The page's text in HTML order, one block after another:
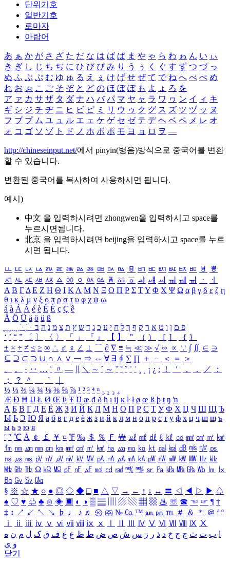
단위기호
일반기호
로마자
아랍어
あ ぁ か が さ ざ た だ な は ば ぱ ま や ゃ ら わ ゎ ん い ぃ
き ぎ し じ ち ぢ に ひ び ぴ み り う ぅ く ぐ す ず つ づ っ
ぬ ふ ぶ ぷ む ゆ ゅ る え ぇ け げ せ ぜ て で ね へ べ ぺ め
れ お ぉ こ ご そ ぞ と ど の ほ ぼ ぽ も よ ょ ろ を
ア ァ カ サ ザ タ ダ ナ ハ バ パ マ ヤ ャ ラ ワ ヮ ン イ ィ キ
ギ シ ジ チ ヂ ニ ヒ ビ ピ ミ リ ウ ゥ ク グ ス ズ ツ ヅ ッ ヌ
フ ブ プ ム ユ ュ ル エ ェ ケ ゲ セ ゼ テ デ ヘ ベ ペ メ レ オ
ォ コ ゴ ソ ゾ ト ド ノ ホ ボ ポ モ ヨ ョ ロ ヲ ―
http://chineseinput.net/에서 pinyin(병음)방식으로 중국어를 변환
할 수 있습니다.
변환된 중국어를 복사하여 사용하시면 됩니다.
예시)
中文 을 입력하시려면 zhongwen을 입력하시고 space를
누르시면됩니다.
北京 을 입력하시려면 beijing을 입력하시고 space를 누르
시면 됩니다.
ㅥ ㅦ ㅧ ㅨ ㅩ ㅪ ㅫ ㅬ ㅭ ㅮ ㅯ ㅰ ㅱ ㅲ ㅳ ㅴ ㅵ ㅶ ㅷ ㅸ
ㅹ
ㅺ ㅻ ㅼ ㅽ ㅾ ㅿ ㆀ ㆁ ㆂ ㆃ ㆄ ㆅ ㆆ ㆇ ㆈ ㆉ ㆊ ㆋ ㆌ ㆍ
ㆎ
Α Β ΓΔ Ε Ζ Η Θ Ι ΚΛ Μ Ν Ξ Ο Π Ρ Σ ΤΥ Φ Χ Ψ Ω α β γ δ ε ζ η
θ ι κ λ μ ν ξ ο π ρ σ τ υ φ χ ψ ω
á à Á À é è É È ç Ç ê
Ä Ö Ü ä ö ü ß
ִֶֹ ֻּ ׁׂ פ ם ן ו ט א ר ק ף ך ל ח י ע כ ג ד ש ץ ת צ מ נ ה ב
‘ ’ “ ” 〔 〕 〈 〉 「 」 『 』 【 】 ＂ （ ） ［ ］ ｛ ｝
± × ÷ ≠ ≤ ≥ ∞ ∴ ♂ ♀ ∠ ⊥ ⌒ ∂ ∇ ≡ ≒ ≪ ≫ √ ∽ ∝ ∵ ∫ ∬ ∈ ∋
⊆ ⊇ ⊂ ⊃ ∪ ∩ ∧ ∨ ￢ ⇒ ⇔ ∀ ∃ ∮ ∑ ∏ ＋ － ＜ ＝
＞
、
。 · ‥ … ¨ 〃 ― ＼ ∼ ´ ～ ˇ ˘ ˝ ˚ ˙ ¸ ¡ ¿ ː ！ ＇ ， ． ／
：
；
？ ＾ ｀
½ ⅓ ⅔ ¼ ¾ ⅛ ⅜ ⅝ ⅞ ¹ ² ³ ⁴ ⁿ ₁ ₂ ₃ ₄
Æ Ð Ħ Ĳ Ł Ø Œ Þ Ŧ Ŋ æ đ ð ħ ı ĳ ĸ ŀ ł ø œ ß þ ŧ ŋ ŉ
А Б В Г Д Е Ё Ж З И Й К Л М Н О П Р С Т У Ф Х Ц Ч Ш Щ Ъ
Ы Ь Э Ю Я а б в г д е ё ж з и й к л м н о п р с т у ф х ц ч ш щ ъ
ы ь э ю я
′ ″ ℃ Å ￠ ￡ ￥ ¤ ℉ ‰ ＄ ％ Ｆ ￦ ㎕ ㎖ ㎗ ℓ ㎘ ㏄ ㎣ ㎤ ㎥ ㎦
㎙ ㎚ ㎛ ㎜ ㎝ ㎞ ㎟ ㎠ ㎡ ㎢ ㏊ ㎍ ㎎ ㎏ ㏏ ㎈ ㎉ ㏈ ㎧ ㎨ ㎰
㎱ ㎲ ㎳ ㎴ ㎵ ㎶ ㎷ ㎸ ㎹ ㎀ ㎁ ㎂ ㎃ ㎄ ㎺ ㎻ ㎽ ㎾ ㎿ ㎐ ㎑
㎒ ㎓ ㎔ Ω ㏀ ㏁ ㎊ ㎋ ㎌ ㏖ ㏅ ㎭ ㎮ ㎯ ㏛ ㎩ ㎪ ㎫ ㎬ ㏝ ㏐
㏓
㏃ ㏉ ㏜ ㏆
§ ※ ☆ ★ ○ ● ◎ ◇ ◆ □ ■ △ ▽ → ← ↑ ↓ ↔ 〓 ◁ ◀ ▷ ▶ ♤
♠ ♡ ♥ ♧ ♣ ⊙ ◈ ▣ ◐ ◑ ▒ ▤ ▨ ▧ ▦ ▩ ♨ ☏ ☎ ☜ ☞ ¶ †
‡ ↕ ↗ ↙ ↖ ↘ ♭ ♩ ♪ ♬ ㉿ ㈜ № ㏇ ™ ㏂ ㏘ ℡ ＃ ＆ ＊ ＠ ª º
ⅰ
ⅱ ⅲ ⅳ ⅴ ⅵ ⅶ ⅷ ⅸ ⅹ Ⅳ Ⅴ Ⅵ Ⅶ Ⅷ Ⅸ Ⅹ
ب ت ث ج ح خ د ذ ر ز س ش ص ض ط ظ ع غ ف ق ک ل م ن ه
و ی
닫기